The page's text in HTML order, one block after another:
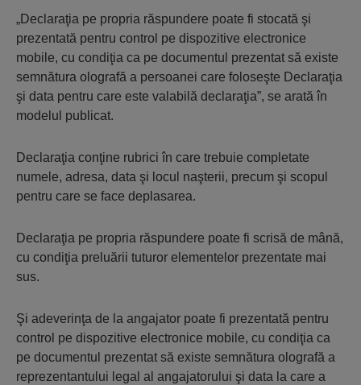
„Declaraţia pe propria răspundere poate fi stocată şi
prezentată pentru control pe dispozitive electronice
mobile, cu condiţia ca pe documentul prezentat să existe
semnătura olografă a persoanei care foloseşte Declaraţia
şi data pentru care este valabilă declaraţia”, se arată în
modelul publicat.
Declaraţia conţine rubrici în care trebuie completate
numele, adresa, data şi locul naşterii, precum şi scopul
pentru care se face deplasarea.
Declaraţia pe propria răspundere poate fi scrisă de mână,
cu condiţia preluării tuturor elementelor prezentate mai
sus.
Şi adeverinţa de la angajator poate fi prezentată pentru
control pe dispozitive electronice mobile, cu condiţia ca
pe documentul prezentat să existe semnătura olografă a
reprezentantului legal al angajatorului şi data la care a